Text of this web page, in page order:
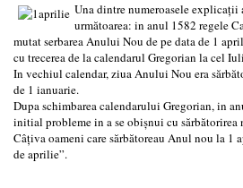
Una dintre numeroasele explicații
următoarea: in anul 1582 regele
mutat serbarea Anului Nou de pe data de 1
cu trecerea de la calendarul Gregorian la cel
In vechiul calendar, ziua Anului Nou era
de 1 ianuarie.
Dupa schimbarea calendarului Gregorian, in
initial probleme in a se obișnui cu
Câțiva oameni care sărbătoreau Anul nou la 1
de aprilie”.